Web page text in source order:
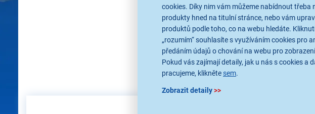
cookies. Díky nim vám můžeme nabídnout třeba
produkty hned na titulní stránce, nebo vám
produktů podle toho, co na webu hledáte.
„rozumím“ souhlasíte s využíváním cookies pro
předáním údajů o chování na webu pro
Pokud vás zajímají detaily, jak u nás s cookies a
pracujeme, klikněte sem.
Zobrazit detaily>>
Zobrazit další